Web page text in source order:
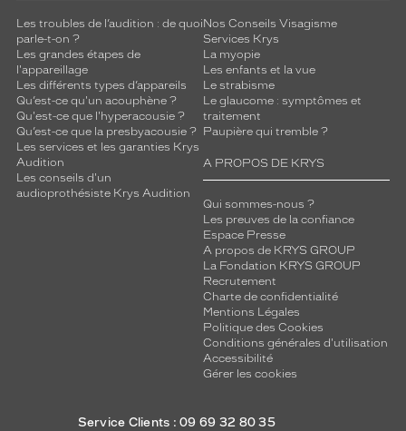
Les troubles de l’audition : de quoi
parle-t-on ?
Les grandes étapes de
l'appareillage
Les différents types d’appareils
Qu’est-ce qu'un acouphène ?
Qu'est-ce que l'hyperacousie ?
Qu’est-ce que la presbyacousie ?
Les services et les garanties Krys
Audition
Les conseils d'un
audioprothésiste Krys Audition
Nos Conseils Visagisme
Services Krys
La myopie
Les enfants et la vue
Le strabisme
Le glaucome : symptômes et
traitement
Paupière qui tremble ?
A PROPOS DE KRYS
Qui sommes-nous ?
Les preuves de la confiance
Espace Presse
A propos de KRYS GROUP
La Fondation KRYS GROUP
Recrutement
Charte de confidentialité
Mentions Légales
Politique des Cookies
Conditions générales d'utilisation
Accessibilité
Gérer les cookies
Service Clients : 09 69 32 80 35